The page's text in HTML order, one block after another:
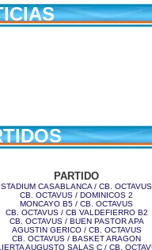
PARTIDO
STADIUM CASABLANCA / CB. OCTAVUS
CB. OCTAVUS / DOMINICOS 2
MONCAYO B5 / CB. OCTAVUS
CB. OCTAVUS / CB VALDEFIERRO B2
CB. OCTAVUS / BUEN PASTOR APA
AGUSTIN GERICO / CB. OCTAVUS
CB. OCTAVUS / BASKET ARAGON
AUGUSTO SALAS C / CB.